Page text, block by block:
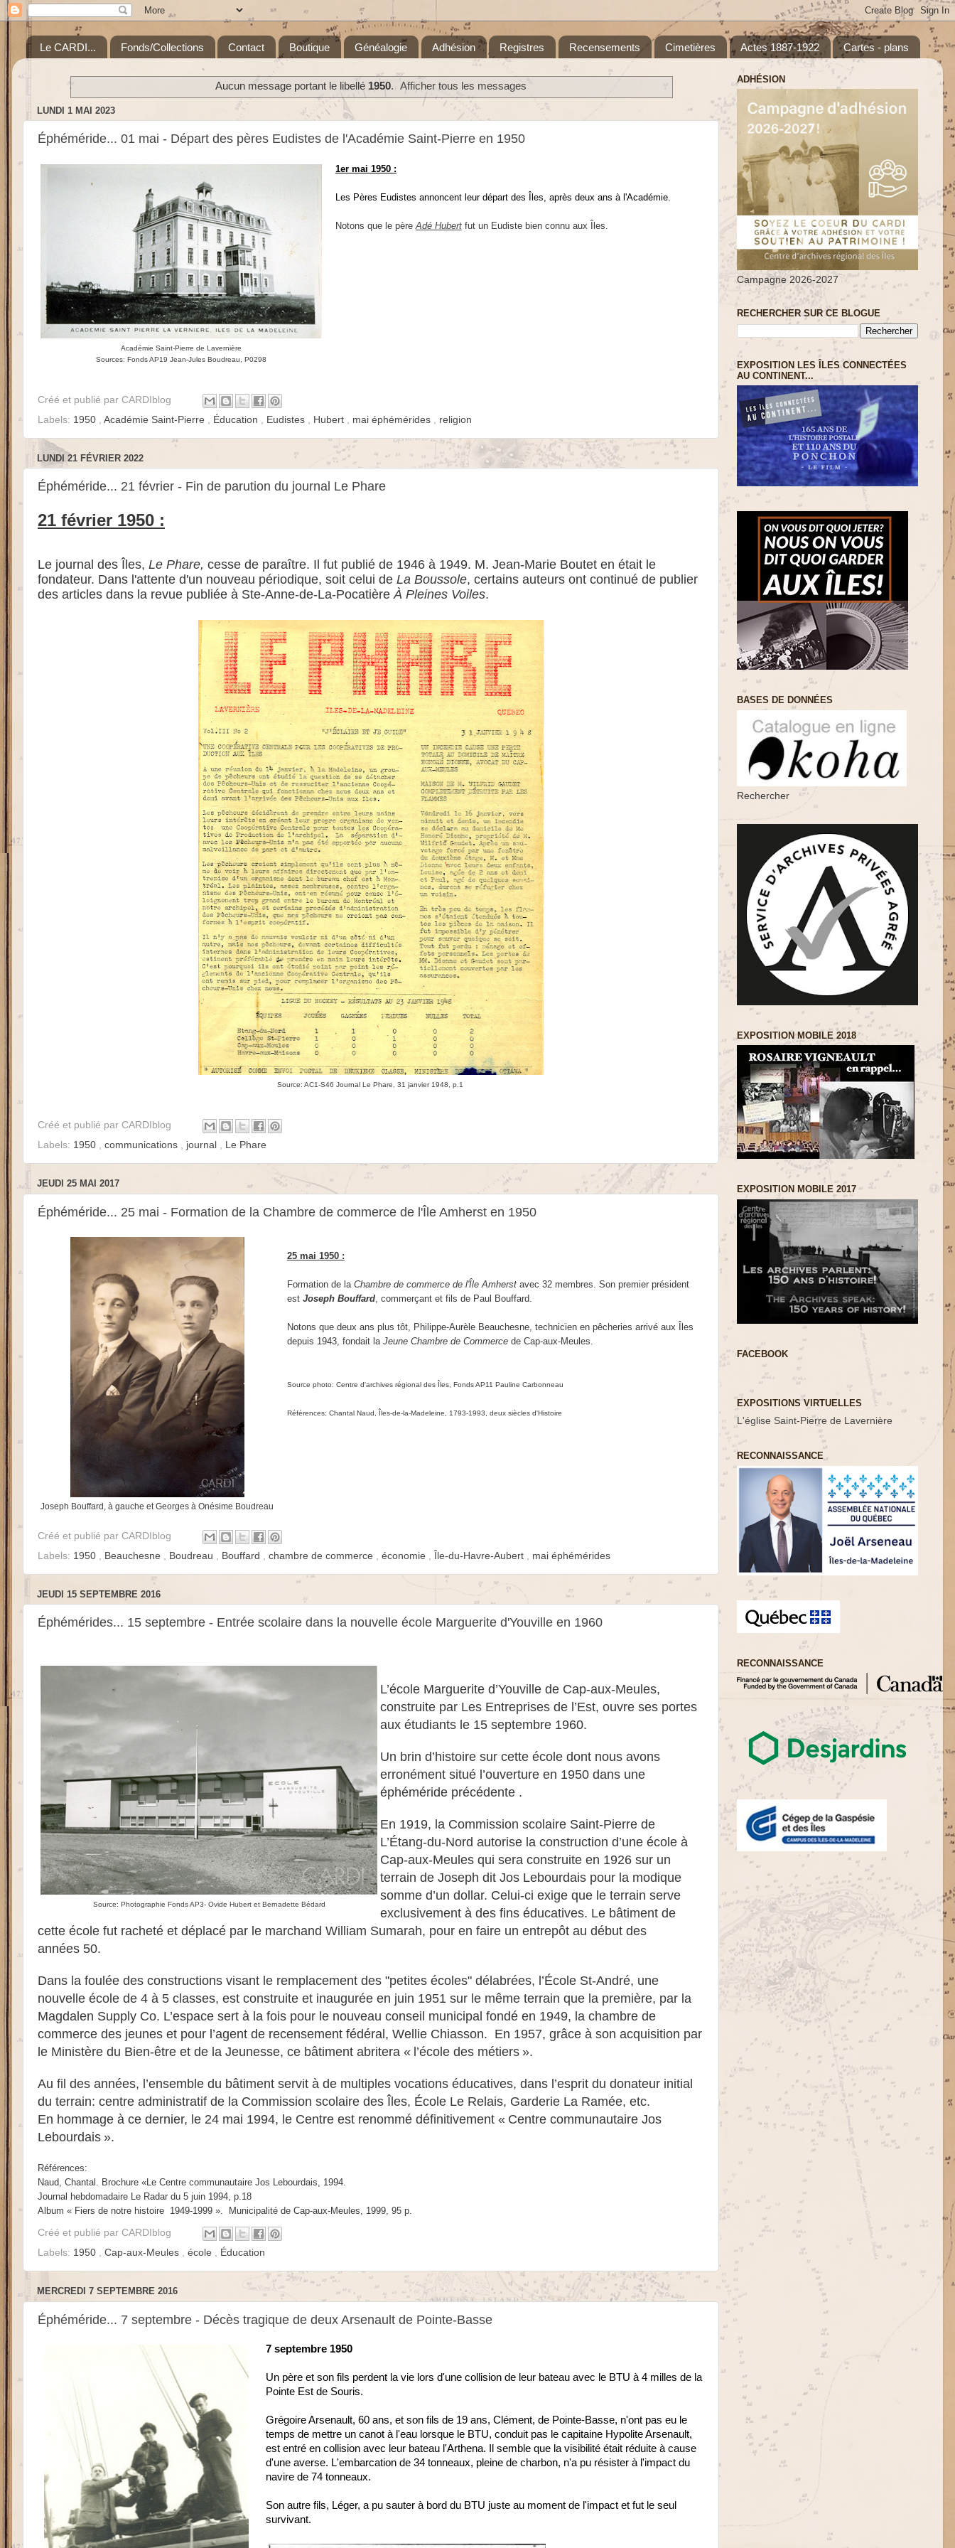
Le CARDI... Fonds/Collections Contact Boutique Généalogie Adhésion Registres Recensements Cimetières Actes 1887-1922 Cartes - plans
Aucun message portant le libellé 1950. Afficher tous les messages
LUNDI 1 MAI 2023
Éphéméride... 01 mai - Départ des pères Eudistes de l'Académie Saint-Pierre en 1950
Académie Saint-Pierre de Lavernière
Sources: Fonds AP19 Jean-Jules Boudreau, P0298
1er mai 1950 :
Les Pères Eudistes annoncent leur départ des Îles, après deux ans à l'Académie.
Notons que le père Adé Hubert fut un Eudiste bien connu aux Îles.
Créé et publié par CARDIblog
Labels: 1950 Académie Saint-Pierre Éducation Eudistes Hubert mai éphémérides religion
LUNDI 21 FÉVRIER 2022
Éphéméride... 21 février - Fin de parution du journal Le Phare
21 février 1950 :
Le journal des Îles, Le Phare, cesse de paraître. Il fut publié de 1946 à 1949. M. Jean-Marie Boutet en était le
fondateur. Dans l'attente d'un nouveau périodique, soit celui de La Boussole, certains auteurs ont continué de publier
des articles dans la revue publiée à Ste-Anne-de-La-PocatièreÀ Pleines Voiles.
Source: AC1-S46 Journal Le Phare, 31 janvier 1948, p. 1
Créé et publié par CARDIblog
Labels: 1950 , communications , journal , Le Phare
JEUDI 25 MAI 2017
Éphéméride... 25 mai - Formation de la Chambre de commerce de l'Île Amherst en 1950
Joseph Bouffard, à gauche et Georges à Onésime Boudreau
25 mai 1950 :
Formation de la Chambre de commerce de l'Île Amherstavec 32 membres. Son premier président
est Joseph Bouffard, commerçant et fils de Paul Bouffard
Notons que deux ans plus tôt, Philippe-Aurèle Beauchesne, technicien en pêcheries arrivé aux Îles
depuis 1943, fondait la Jeune Chambre de Commercede Cap-aux-Meules
Source photo: Centre d'archives régional des Îles, Fonds AP11 Pauline Carbonneau
Références: Chantal Naud, Îles-de-la-Madeleine, 1793-1993, deux siècles d'Histoire
Créé et publié par CARDIblog
Labels: 1950 Beauchesne Boudreau Bouffard chambre de commerce économie Île-du-Havre-Aubert mai éphémérides
JEUDI 15 SEPTEMBRE 2016
Éphémérides... 15 septembre - Entrée scolaire dans la nouvelle école Marguerite d'Youville en 1960
Source: Photographie Fonds AP3- Ovide Hubert et Bernadette Bédard
L’école Marguerite d’Youville de Cap-aux-Meules,
construite par Les Entreprises de l’Est, ouvre ses portes
aux étudiants le 15 septembre 1960.
Un brin d’histoire sur cette école dont nous avons
erronément situé l’ouverture en 1950 dans une
éphéméride précédente .
En 1919, la Commission scolaire Saint-Pierre de
L’Étang-du-Nord autorise la construction d’une école à
Cap-aux-Meules qui sera construite en 1926 sur un
terrain de Joseph dit Jos Lebourdais pour la modique
somme d’un dollar. Celui-ci exige que le terrain serve
exclusivement à des fins éducatives. Le bâtiment de
cette école fut racheté et déplacé par le marchand William Sumarah, pour en faire un entrepôt au début des
années 50.
Dans la foulée des constructions visant le remplacement des "petites écoles" délabrées, l’École St-André, une
nouvelle école de 4 à 5 classes, est construite et inaugurée en juin 1951 sur le même terrain que la première, par la
Magdalen Supply Co. L’espace sert à la fois pour le nouveau conseil municipal fondé en 1949, la chambre de
commerce des jeunes et pour l’agent de recensement fédéral, Wellie Chiasson. En 1957, grâce à son acquisition par
le Ministère du Bien-être et de la Jeunesse, ce bâtiment abritera « l’école des métiers ».
Au fil des années, l’ensemble du bâtiment servit à de multiples vocations éducatives, dans l’esprit du donateur initial
du terrain: centre administratif de la Commission scolaire des Îles, École Le Relais, Garderie La Ramée, etc.
En hommage à ce dernier, le 24 mai 1994, le Centre est renommé définitivement « Centre communautaire Jos
Lebourdais ».
Références:
Naud, Chantal. Brochure «Le Centre communautaire Jos Lebourdais, 1994.
Journal hebdomadaire Le Radar du 5 juin 1994, p.18
Album « Fiers de notre histoire 1949-1999 ». Municipalité de Cap-aux-Meules, 1999, 95 p.
Créé et publié par CARDIblog
Labels: 1950 , Cap-aux-Meules , école , Éducation
MERCREDI 7 SEPTEMBRE 2016
Éphéméride... 7 septembre - Décès tragique de deux Arsenault de Pointe-Basse
7 septembre 1950
Un père et son fils perdent la vie lors d'une collision de leur bateau avec le BTU à 4 milles de la
Pointe Est de Souris.
Grégoire Arsenault, 60 ans, et son fils de 19 ans, Clément, de Pointe-Basse, n'ont pas eu le
temps de mettre un canot à l'eau lorsque le BTU, conduit pas le capitaine Hypolite Arsenault,
est entré en collision avec leur bateau l'Arthena. Il semble que la visibilité était réduite à cause
d'une averse. L'embarcation de 34 tonneaux, pleine de charbon, n'a pu résister à l'impact du
navire de 74 tonneaux.
Son autre fils, Léger, a pu sauter à bord du BTU juste au moment de l'impact et fut le seul
survivant.
ADHÉSION
Campagne 2026-2027
RECHERCHER SUR CE BLOGUE
EXPOSITION LES ÎLES CONNECTÉES
AU CONTINENT...
BASES DE DONNÉES
Rechercher
EXPOSITION MOBILE 2018
EXPOSITION MOBILE 2017
FACEBOOK
EXPOSITIONS VIRTUELLES
L'église Saint-Pierre de Lavernière
RECONNAISSANCE
RECONNAISSANCE